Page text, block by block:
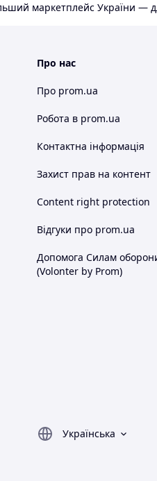
маркетплейс України —
Про нас
Про prom.ua
Робота в prom.ua
Контактна інформація
Захист прав на контент
Content right protection
Відгуки про prom.ua
Допомога Силам
(Volonter by Prom)
Українська